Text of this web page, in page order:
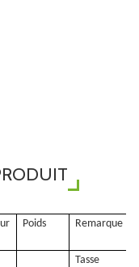
Poids Remarque
Tasse